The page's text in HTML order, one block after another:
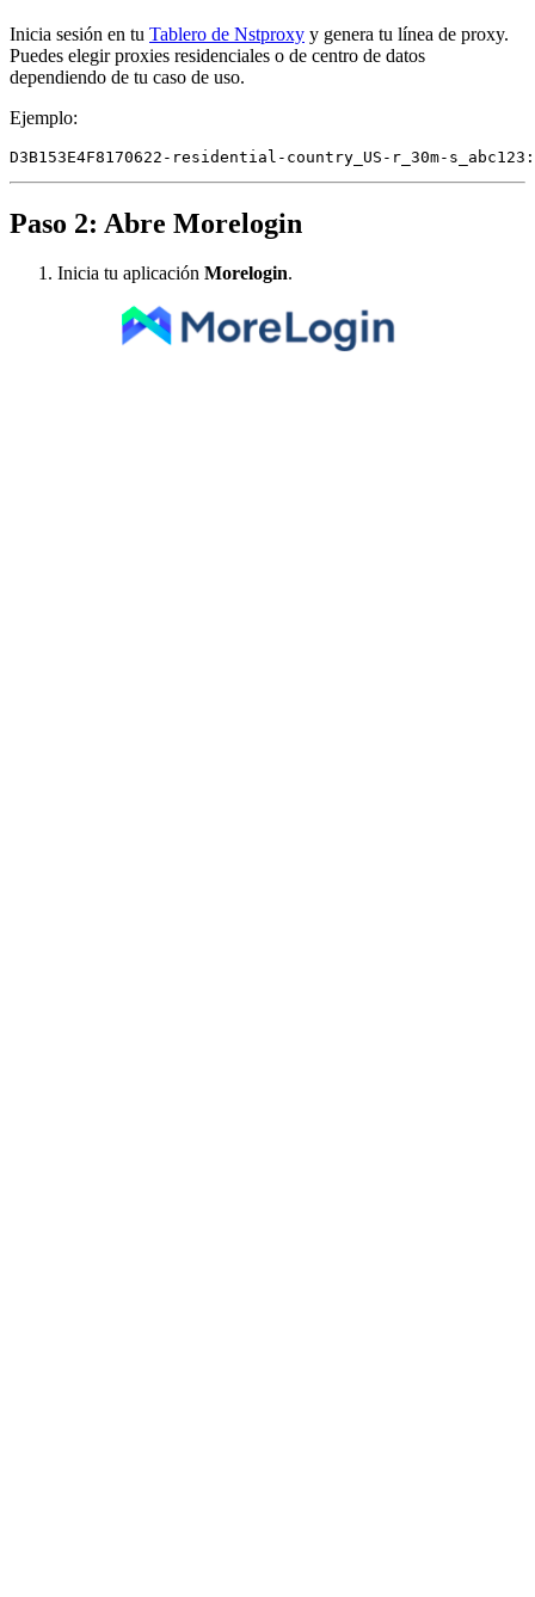
Inicia sesión en tu Tablero de Nstproxy y genera tu línea de proxy.
Puedes elegir proxies residenciales o de centro de datos
dependiendo de tu caso de uso.
Ejemplo:
Paso 2: Abre Morelogin
Inicia tu aplicación Morelogin.